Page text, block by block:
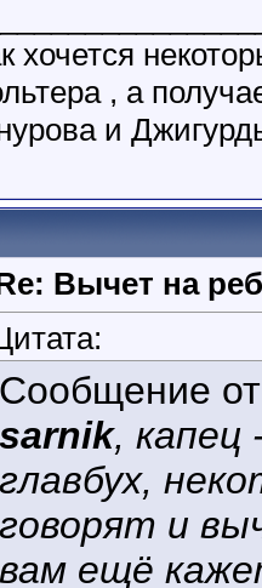
хочется
, а
и
Вычет на
Сообщение
sarnik, капец
главбух,
говорят и
вам ещё